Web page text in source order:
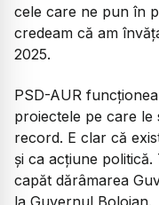
cele care ne pun în
credeam că am
2025.
PSD-AUR
proiectele pe care
record. E clar că
și ca acțiune
capăt dărâmarea